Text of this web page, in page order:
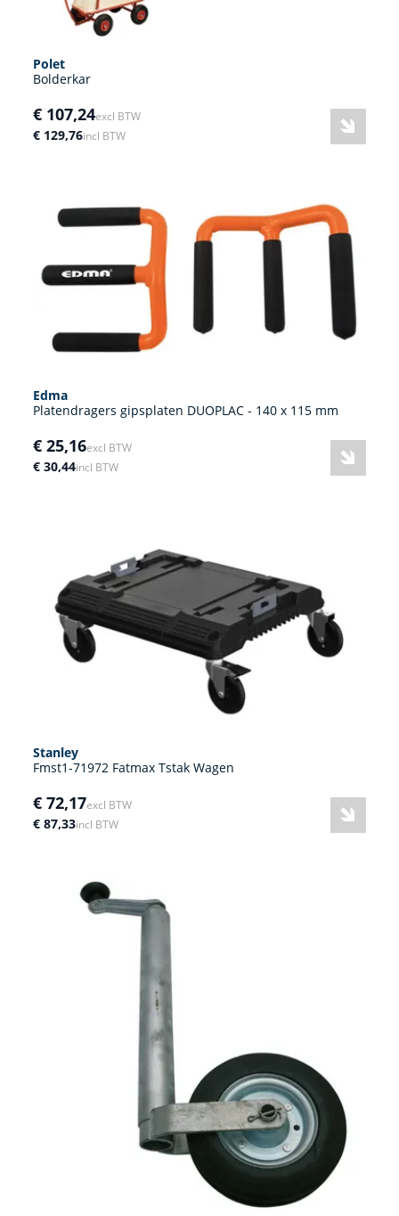
Polet
Bolderkar
€ 107,24excl BTW
€ 129,76incl BTW
Edma
Platendragers gipsplaten DUOPLAC - 140 x 115 mm
€ 25,16excl BTW
€ 30,44incl BTW
Stanley
Fmst1-71972 Fatmax Tstak Wagen
€ 72,17excl BTW
€ 87,33incl BTW